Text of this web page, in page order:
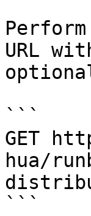
URL
```
GET
hua/
```